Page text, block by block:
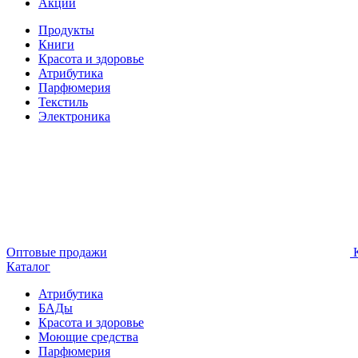
Акции
Продукты
Книги
Красота и здоровье
Атрибутика
Парфюмерия
Текстиль
Электроника
Оптовые продажи
Каталог
Атрибутика
БАДы
Красота и здоровье
Моющие средства
Парфюмерия